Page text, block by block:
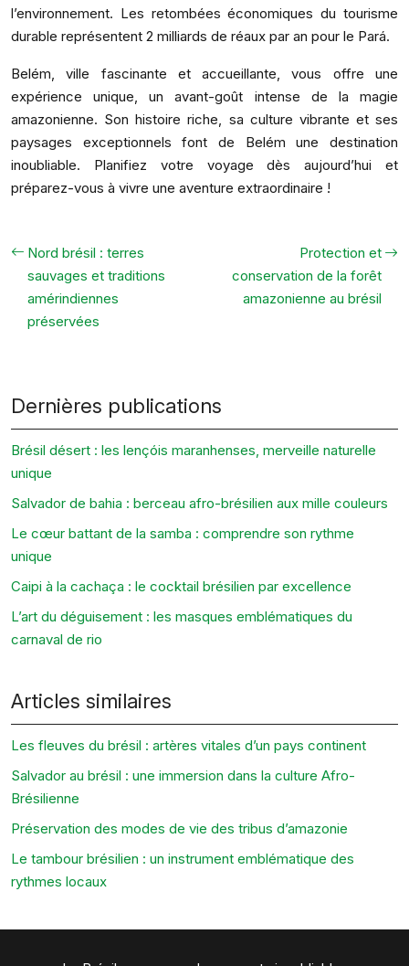
l’environnement. Les retombées économiques du tourisme
durable représentent 2 milliards de réaux par an pour le Pará.
Belém, ville fascinante et accueillante, vous offre une
expérience unique, un avant-goût intense de la magie
amazonienne. Son histoire riche, sa culture vibrante et ses
paysages exceptionnels font de Belém une destination
inoubliable. Planifiez votre voyage dès aujourd’hui et
préparez-vous à vivre une aventure extraordinaire !
Nord brésil : terres
sauvages et traditions
amérindiennes
préservées
Protection et
conservation de la forêt
amazonienne au brésil
Dernières publications
Brésil désert : les lençóis maranhenses, merveille naturelle
unique
Salvador de bahia : berceau afro-brésilien aux mille couleurs
Le cœur battant de la samba : comprendre son rythme
unique
Caipi à la cachaça : le cocktail brésilien par excellence
L’art du déguisement : les masques emblématiques du
carnaval de rio
Articles similaires
Les fleuves du brésil : artères vitales d’un pays continent
Salvador au brésil : une immersion dans la culture Afro-
Brésilienne
Préservation des modes de vie des tribus d’amazonie
Le tambour brésilien : un instrument emblématique des
rythmes locaux